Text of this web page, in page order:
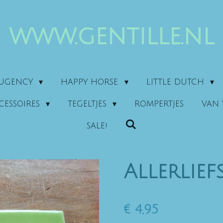
www.gentille.nl
HAPPY HORSE LITTLE DUTCH
TEGELTJES ROMPERTJES VAN
SALE!
€ 4,95